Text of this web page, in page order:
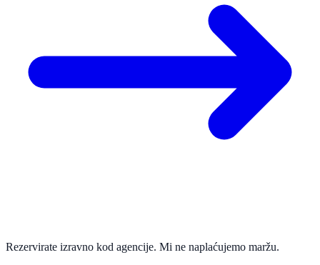
Rezervirate izravno kod agencije. Mi ne naplaćujemo maržu.